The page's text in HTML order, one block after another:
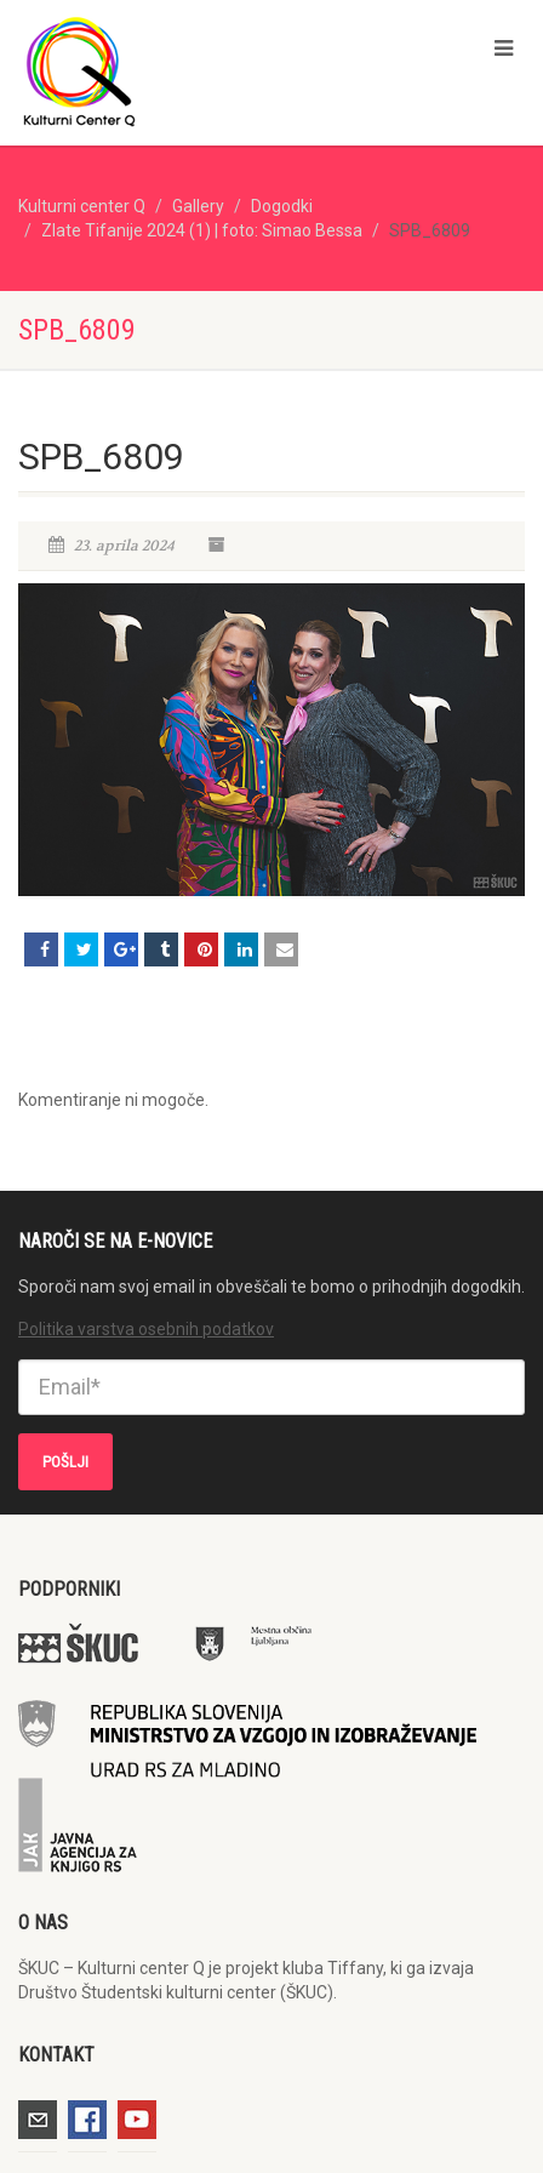
Kulturni center Q Gallery
Dogodki
Zlate Tifanije 2024 (1) | foto: Simao Bessa
SPB_6809
SPB_6809
SPB_6809
23. aprila 2024
Komentiranje ni mogoče.
NAROČI SE NA E-NOVICE
Sporoči nam svoj email in obveščali te bomo o prihodnjih dogodkih.
Politika varstva osebnih podatkov
PODPORNIKI
O NAS
ŠKUC – Kulturni center Q je projekt kluba Tiffany, ki ga izvaja
Društvo Študentski kulturni center (ŠKUC).
KONTAKT